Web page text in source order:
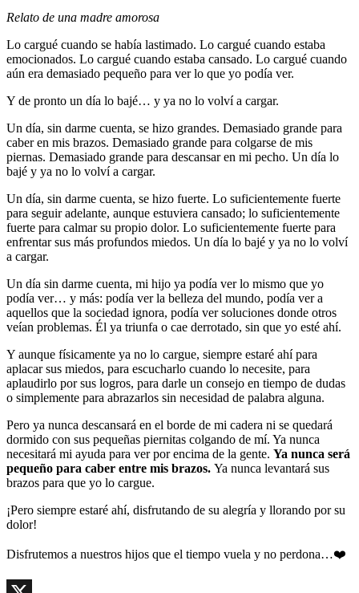
Link
Compartir
Relato de una madre amorosa
Lo cargué cuando se había lastimado. Lo cargué cuando estaba
emocionados. Lo cargué cuando estaba cansado. Lo cargué cuando
aún era demasiado pequeño para ver lo que yo podía ver.
Y de pronto un día lo bajé… y ya no lo volví a cargar.
Un día, sin darme cuenta, se hizo grandes. Demasiado grande para
caber en mis brazos. Demasiado grande para colgarse de mis
piernas. Demasiado grande para descansar en mi pecho. Un día lo
bajé y ya no lo volví a cargar.
Un día, sin darme cuenta, se hizo fuerte. Lo suficientemente fuerte
para seguir adelante, aunque estuviera cansado; lo suficientemente
fuerte para calmar su propio dolor. Lo suficientemente fuerte para
enfrentar sus más profundos miedos. Un día lo bajé y ya no lo volví
a cargar.
Un día sin darme cuenta, mi hijo ya podía ver lo mismo que yo
podía ver… y más: podía ver la belleza del mundo, podía ver a
aquellos que la sociedad ignora, podía ver soluciones donde otros
veían problemas. Él ya triunfa o cae derrotado, sin que yo esté ahí.
Y aunque físicamente ya no lo cargue, siempre estaré ahí para
aplacar sus miedos, para escucharlo cuando lo necesite, para
aplaudirlo por sus logros, para darle un consejo en tiempo de dudas
o simplemente para abrazarlos sin necesidad de palabra alguna.
Pero ya nunca descansará en el borde de mi cadera ni se quedará
dormido con sus pequeñas piernitas colgando de mí. Ya nunca
necesitará mi ayuda para ver por encima de la gente. Ya nunca será
pequeño para caber entre mis brazos. Ya nunca levantará sus
brazos para que yo lo cargue.
¡Pero siempre estaré ahí, disfrutando de su alegría y llorando por su
dolor!
Disfrutemos a nuestros hijos que el tiempo vuela y no perdona…❤️